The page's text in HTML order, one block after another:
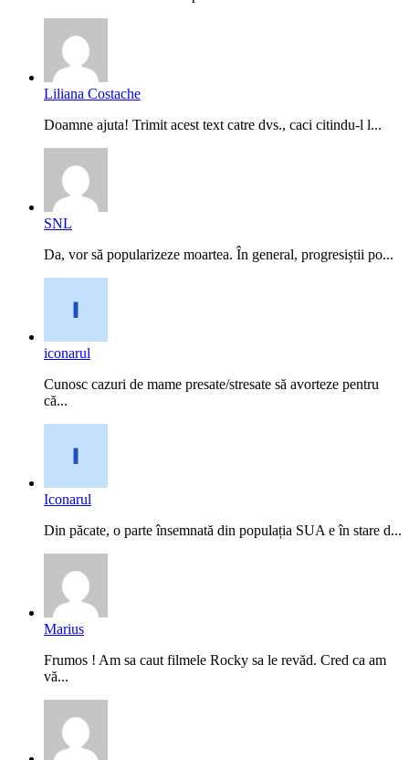
Liliana Costache
Doamne ajuta! Trimit acest text catre dvs., caci citindu-l l...
SNL
Da, vor să popularizeze moartea. În general, progresiștii po...
iconarul
Cunosc cazuri de mame presate/stresate să avorteze pentru
că...
Iconarul
Din păcate, o parte însemnată din populația SUA e în stare d...
Marius
Frumos ! Am sa caut filmele Rocky sa le revăd. Cred ca am
vă...